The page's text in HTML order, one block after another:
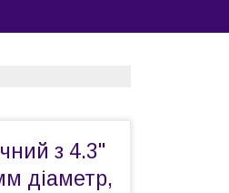
з 4.3"
діаметр,